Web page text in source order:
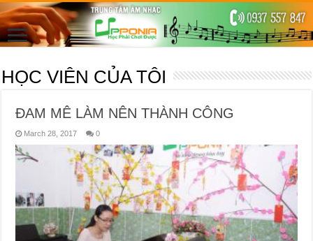
HỌC VIÊN CỦA TÔI
ĐAM MÊ LÀM NÊN THÀNH CÔNG
March 28, 2017 0